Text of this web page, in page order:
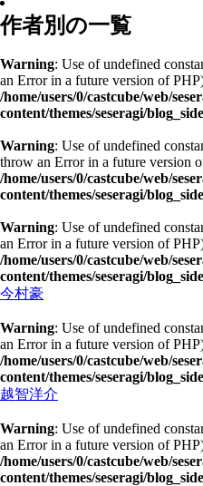
作者別の一覧
Warning: Use of undefined
an Error in a future version of
/home/users/0/castcube/web/
content/themes/seseragi/
Warning: Use of undefined
throw an Error in a future version
/home/users/0/castcube/web/
content/themes/seseragi/
Warning: Use of undefined
an Error in a future version of
/home/users/0/castcube/web/
content/themes/seseragi/
今村豪
Warning: Use of undefined
an Error in a future version of
/home/users/0/castcube/web/
content/themes/seseragi/
越智洋介
Warning: Use of undefined
an Error in a future version of
/home/users/0/castcube/web/
content/themes/seseragi/